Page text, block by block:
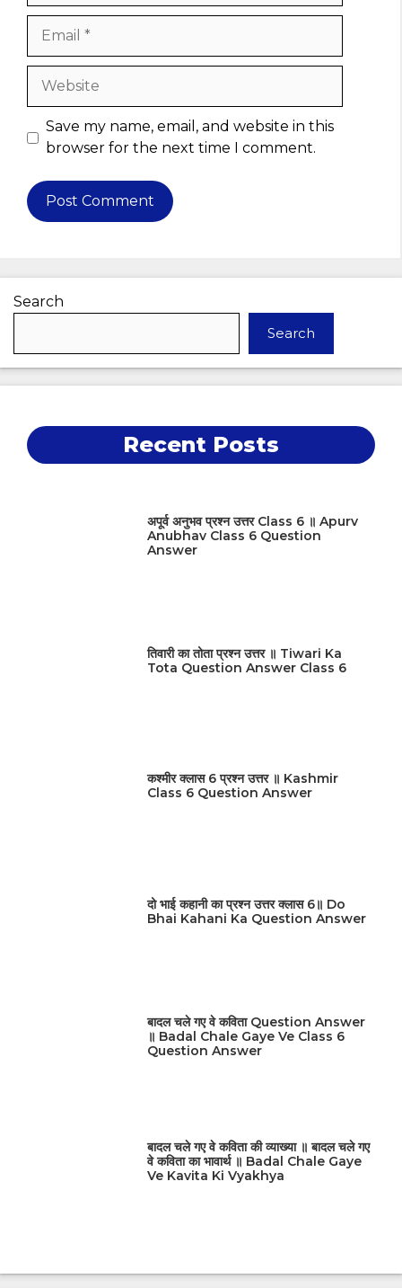
Website
Save my name, email, and website in this
browser for the next time I comment.
Search
Search
Recent Posts
अपूर्व अनुभव प्रश्न उत्तर Class 6 ॥ Apurv
Anubhav Class 6 Question
Answer
तिवारी का तोता प्रश्न उत्तर ॥ Tiwari Ka
Tota Question Answer Class 6
कश्मीर क्लास 6 प्रश्न उत्तर ॥ Kashmir
Class 6 Question Answer
दो भाई कहानी का प्रश्न उत्तर क्लास 6॥ Do
Bhai Kahani Ka Question Answer
बादल चले गए वे कविता Question Answer
॥ Badal Chale Gaye Ve Class 6
Question Answer
बादल चले गए वे कविता की व्याख्या ॥ बादल चले गए
वे कविता का भावार्थ ॥ Badal Chale Gaye
Ve Kavita Ki Vyakhya